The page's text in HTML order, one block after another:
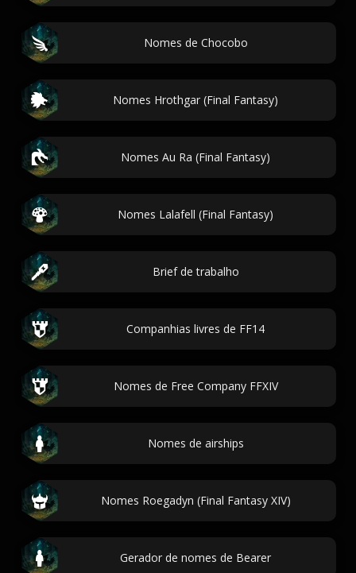
Nomes de Chocobo
Nomes Hrothgar (Final Fantasy)
Nomes Au Ra (Final Fantasy)
Nomes Lalafell (Final Fantasy)
Brief de trabalho
Companhias livres de FF14
Nomes de Free Company FFXIV
Nomes de airships
Nomes Roegadyn (Final Fantasy XIV)
Gerador de nomes de Bearer